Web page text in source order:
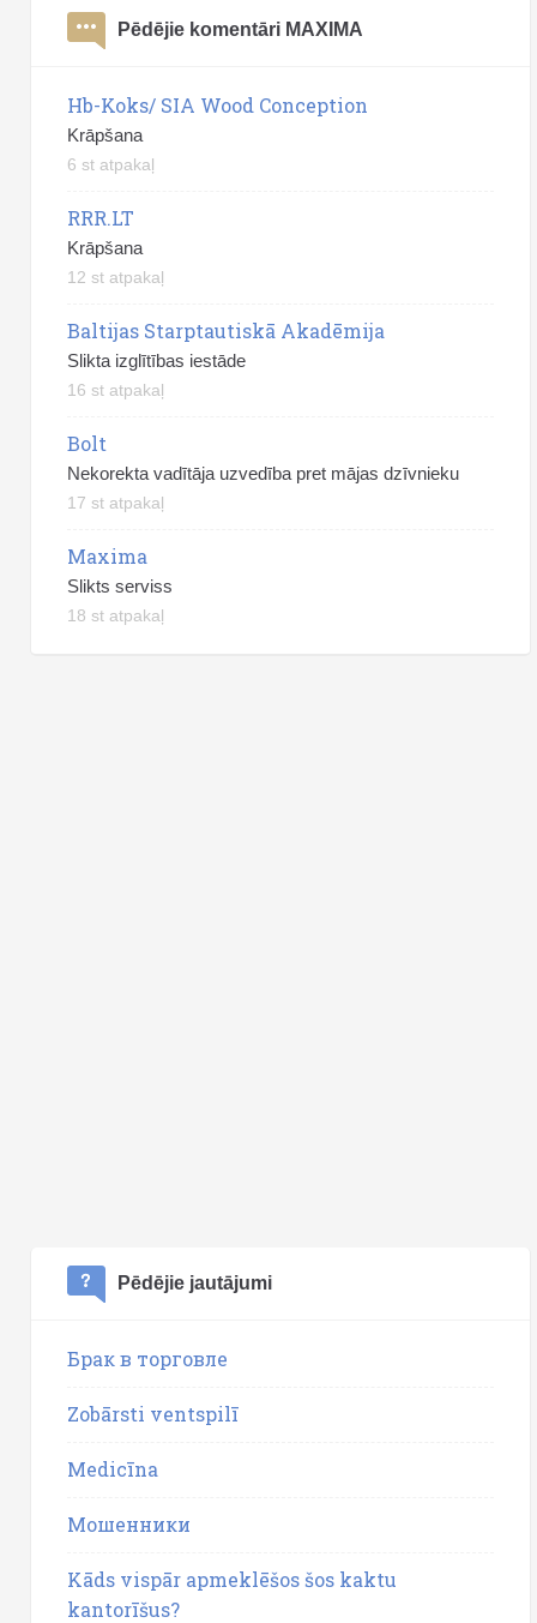
Pēdējie komentāri MAXIMA
Hb-Koks/ SIA Wood Conception
Krāpšana
6 st atpakaļ
RRR.LT
Krāpšana
12 st atpakaļ
Baltijas Starptautiskā Akadēmija
Slikta izglītības iestāde
16 st atpakaļ
Bolt
Nekorekta vadītāja uzvedība pret mājas dzīvnieku
17 st atpakaļ
Maxima
Slikts serviss
18 st atpakaļ
Pēdējie jautājumi
Брак в торговле
Zobārsti ventspilī
Medicīna
Мошенники
Kāds vispār apmeklēšos šos kaktu
kantorīšus?